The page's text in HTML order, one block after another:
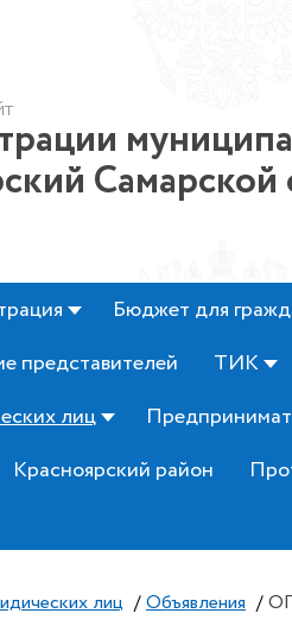
Самарской
Бюджет для
представителей ТИК
лиц
Красноярский район
лиц / Объявления /